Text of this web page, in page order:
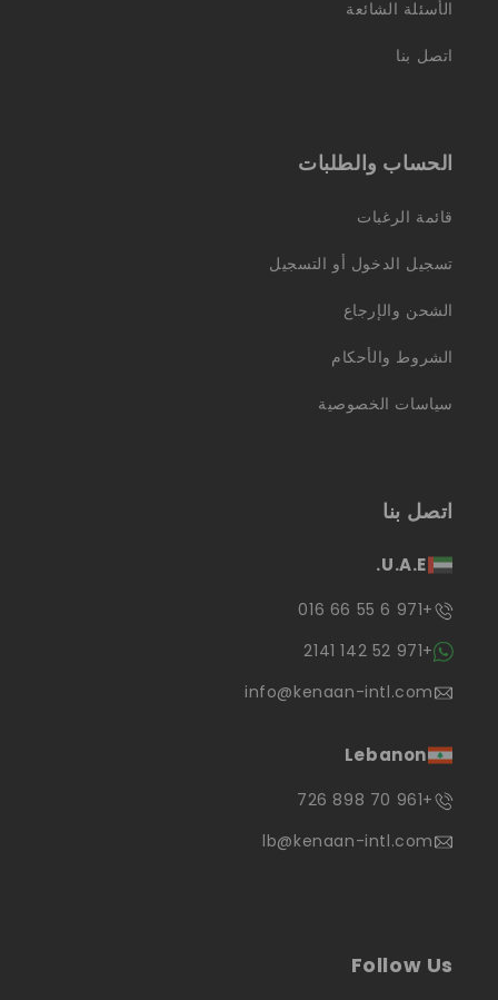
الأسئلة الشائعة
اتصل بنا
الحساب والطلبات
قائمة الرغبات
تسجيل الدخول أو التسجيل
الشحن والإرجاع
الشروط والأحكام
سياسات الخصوصية
اتصل بنا
U.A.E.
+971 6 55 66 016
+971 52 142 2141
info@kenaan-intl.com
Lebanon
+961 70 898 726
lb@kenaan-intl.com
Follow Us